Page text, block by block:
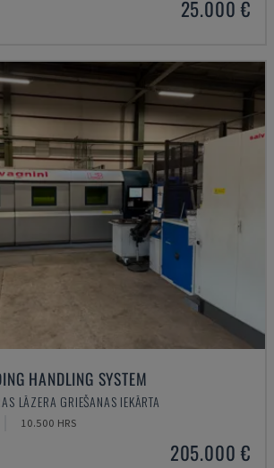
25.000 €
HANDLING SYSTEM
LĀZERA GRIEŠANAS IEKĀRTA
10.500 HRS
205.000 €